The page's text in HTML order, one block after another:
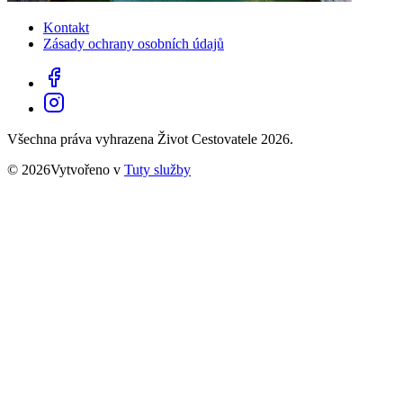
Kontakt
Zásady ochrany osobních údajů
Všechna práva vyhrazena Život Cestovatele 2026.
© 2026Vytvořeno v Tuty služby